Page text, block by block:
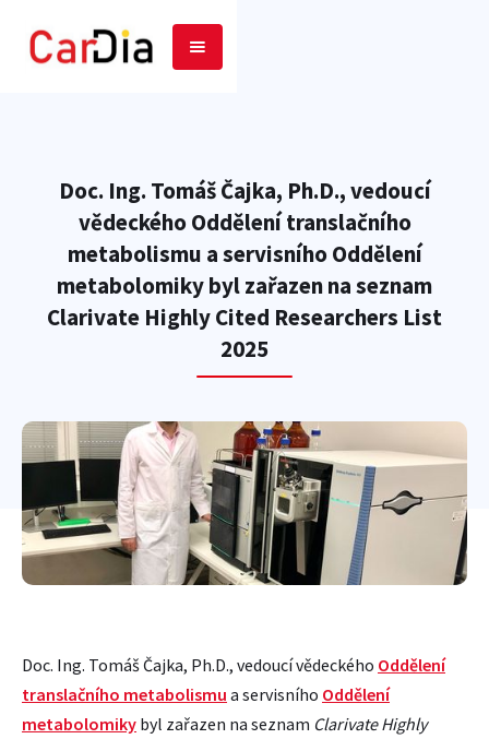
Doc. Ing. Tomáš Čajka, Ph.D., vedoucí
vědeckého Oddělení translačního
metabolismu a servisního Oddělení
metabolomiky byl zařazen na seznam
Clarivate Highly Cited Researchers List
2025
Doc. Ing. Tomáš Čajka, Ph.D., vedoucí vědeckého Oddělení
translačního metabolismu a servisního Oddělení
metabolomiky byl zařazen na seznam Clarivate Highly